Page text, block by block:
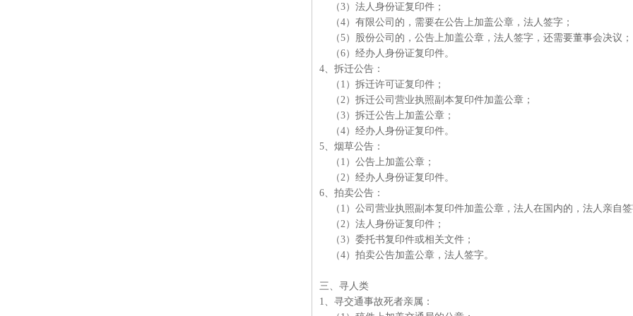
（3）法人身份证复印件；
（4）有限公司的，需要在公告上加盖公章，法人签字；
（5）股份公司的，公告上加盖公章，法人签字，还需要董事会决议；
（6）经办人身份证复印件。
4、拆迁公告：
（1）拆迁许可证复印件；
（2）拆迁公司营业执照副本复印件加盖公章；
（3）拆迁公告上加盖公章；
（4）经办人身份证复印件。
5、烟草公告：
（1）公告上加盖公章；
（2）经办人身份证复印件。
6、拍卖公告：
（1）公司营业执照副本复印件加盖公章，法人在国内的，法人亲自签
（2）法人身份证复印件；
（3）委托书复印件或相关文件；
（4）拍卖公告加盖公章，法人签字。
三、寻人类
1、寻交通事故死者亲属：